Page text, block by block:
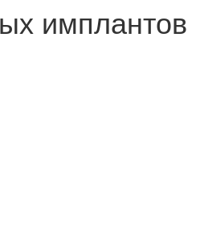
имплантов